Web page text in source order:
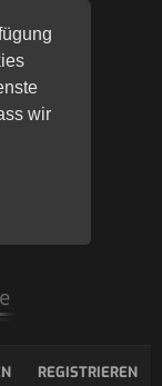
wir
REGISTRIEREN